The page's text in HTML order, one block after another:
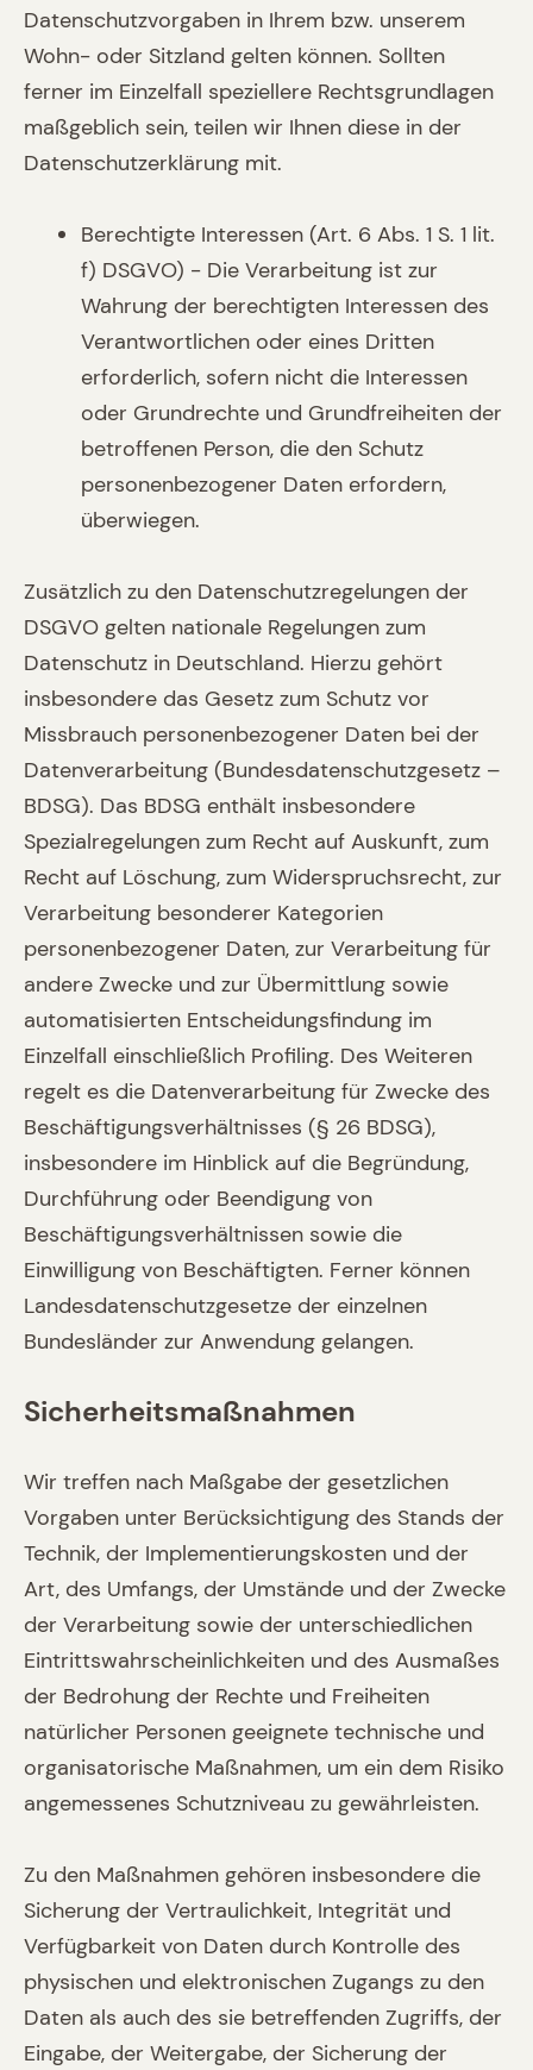
Datenschutzvorgaben in Ihrem bzw. unserem
Wohn- oder Sitzland gelten können. Sollten
ferner im Einzelfall speziellere Rechtsgrundlagen
maßgeblich sein, teilen wir Ihnen diese in der
Datenschutzerklärung mit.
Berechtigte Interessen (Art. 6 Abs. 1 S. 1 lit.
f) DSGVO) - Die Verarbeitung ist zur
Wahrung der berechtigten Interessen des
Verantwortlichen oder eines Dritten
erforderlich, sofern nicht die Interessen
oder Grundrechte und Grundfreiheiten der
betroffenen Person, die den Schutz
personenbezogener Daten erfordern,
überwiegen.
Zusätzlich zu den Datenschutzregelungen der
DSGVO gelten nationale Regelungen zum
Datenschutz in Deutschland. Hierzu gehört
insbesondere das Gesetz zum Schutz vor
Missbrauch personenbezogener Daten bei der
Datenverarbeitung (Bundesdatenschutzgesetz –
BDSG). Das BDSG enthält insbesondere
Spezialregelungen zum Recht auf Auskunft, zum
Recht auf Löschung, zum Widerspruchsrecht, zur
Verarbeitung besonderer Kategorien
personenbezogener Daten, zur Verarbeitung für
andere Zwecke und zur Übermittlung sowie
automatisierten Entscheidungsfindung im
Einzelfall einschließlich Profiling. Des Weiteren
regelt es die Datenverarbeitung für Zwecke des
Beschäftigungsverhältnisses (§ 26 BDSG),
insbesondere im Hinblick auf die Begründung,
Durchführung oder Beendigung von
Beschäftigungsverhältnissen sowie die
Einwilligung von Beschäftigten. Ferner können
Landesdatenschutzgesetze der einzelnen
Bundesländer zur Anwendung gelangen.
Sicherheitsmaßnahmen
Wir treffen nach Maßgabe der gesetzlichen
Vorgaben unter Berücksichtigung des Stands der
Technik, der Implementierungskosten und der
Art, des Umfangs, der Umstände und der Zwecke
der Verarbeitung sowie der unterschiedlichen
Eintrittswahrscheinlichkeiten und des Ausmaßes
der Bedrohung der Rechte und Freiheiten
natürlicher Personen geeignete technische und
organisatorische Maßnahmen, um ein dem Risiko
angemessenes Schutzniveau zu gewährleisten.
Zu den Maßnahmen gehören insbesondere die
Sicherung der Vertraulichkeit, Integrität und
Verfügbarkeit von Daten durch Kontrolle des
physischen und elektronischen Zugangs zu den
Daten als auch des sie betreffenden Zugriffs, der
Eingabe, der Weitergabe, der Sicherung der